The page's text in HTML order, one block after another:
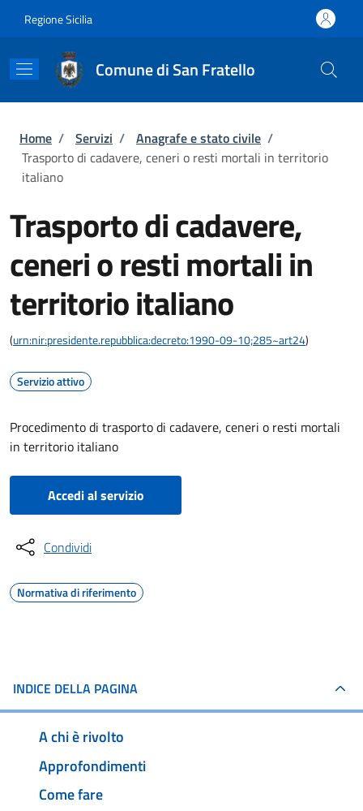
Regione Sicilia
Comune di San Fratello
Briciole di pane
Home / Servizi / Anagrafe e stato civile /
Trasporto di cadavere, ceneri o resti mortali in territorio
italiano
Trasporto di cadavere,
ceneri o resti mortali in
territorio italiano
(urn:nir:presidente.repubblica:decreto:1990-09-10;285~art24)
Servizio attivo
Procedimento di trasporto di cadavere, ceneri o resti mortali
in territorio italiano
Accedi al servizio
Condividi
Normativa di riferimento
INDICE DELLA PAGINA
A chi è rivolto
Approfondimenti
Come fare